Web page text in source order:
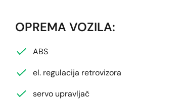
OPREMA VOZILA:
ABS
el. regulacija retrovizora
servo upravljač